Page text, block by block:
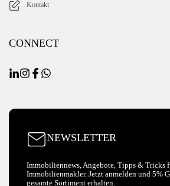
Kontakt
CONNECT
NEWSLETTER
Immobiliennews, Angebote, Tipps & Tricks
Immobilienmakler. Jetzt anmelden und 5%
gesamte Sortiment erhalten.